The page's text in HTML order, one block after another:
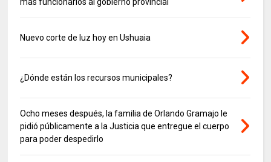
mas funcionarios al gobierno provincial
Nuevo corte de luz hoy en Ushuaia
¿Dónde están los recursos municipales?
Ocho meses después, la familia de Orlando Gramajo le
pidió públicamente a la Justicia que entregue el cuerpo
para poder despedirlo